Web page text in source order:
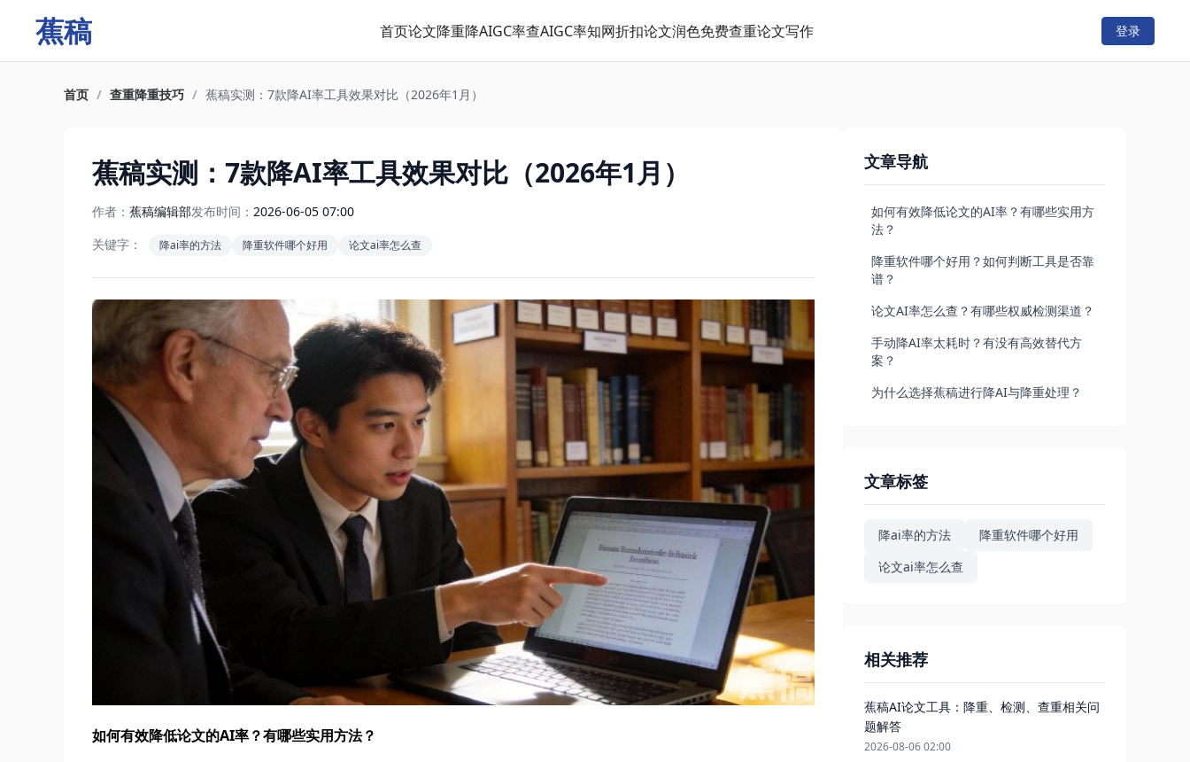
蕉稿 首页论文降重降AIGC率查AIGC率知网折扣论文润色免费查重论文写作 登录
首页 / 查重降重技巧 / 蕉稿实测：7款降AI率工具效果对比（2026年1月）
蕉稿实测：7款降AI率工具效果对比（2026年1月）
作者： 蕉稿编辑部发布时间： 2026-06-05 07:00
关键字：
降ai率的方法 降重软件哪个好用 论文ai率怎么查
如何有效降低论文的AI率？有哪些实用方法？
文章导航
如何有效降低论文的AI率？有哪些实用方
法？
降重软件哪个好用？如何判断工具是否靠
谱？
论文AI率怎么查？有哪些权威检测渠道？
手动降AI率太耗时？有没有高效替代方
案？
为什么选择蕉稿进行降AI与降重处理？
文章标签
降ai率的方法
降重软件哪个好用
论文ai率怎么查
相关推荐
蕉稿AI论文工具：降重、检测、查重相关问
题解答
2026-08-06 02:00